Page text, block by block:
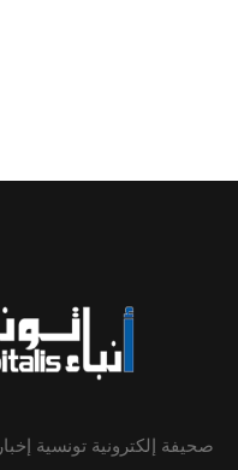
صحيفة إلكترونية تونسية